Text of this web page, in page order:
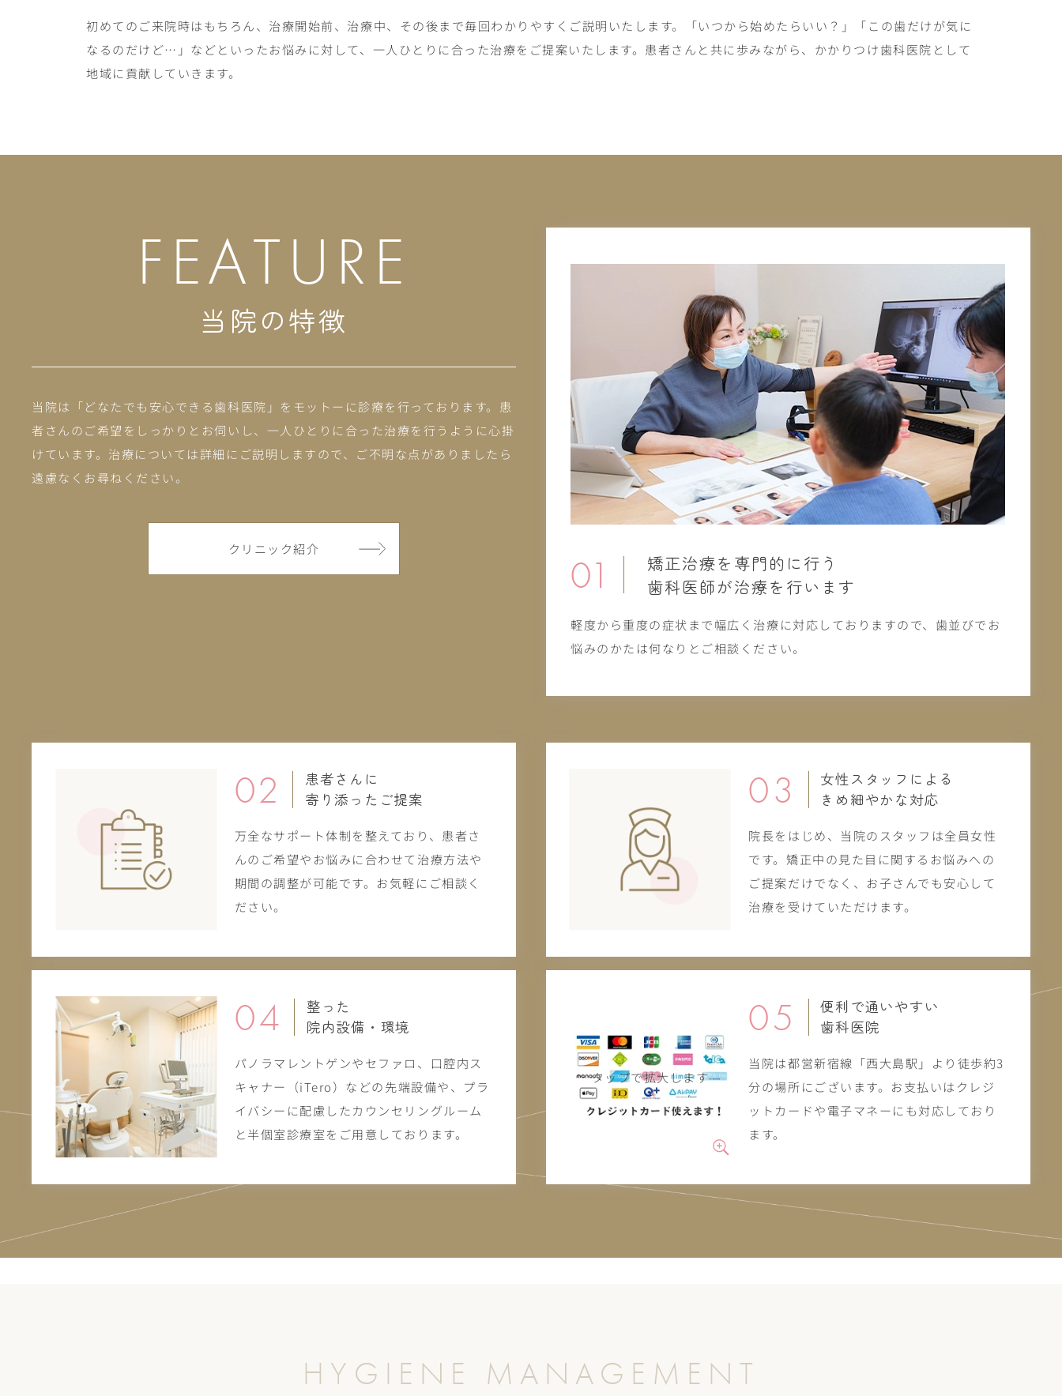
初めてのご来院時はもちろん、治療開始前、治療中、その後まで毎回わかりやすくご説明いたします。「いつから始めたらいい？」「この歯だけが気に
なるのだけど…」などといったお悩みに対して、一人ひとりに合った治療をご提案いたします。患者さんと共に歩みながら、かかりつけ歯科医院として
地域に貢献していきます。
FEATURE
当院の特徴
当院は「どなたでも安心できる歯科医院」をモットーに診療を行っております。患
者さんのご希望をしっかりとお伺いし、一人ひとりに合った治療を行うように心掛
けています。治療については詳細にご説明しますので、ご不明な点がありましたら
遠慮なくお尋ねください。
クリニック紹介
01
矯正治療を専門的に行う
歯科医師が治療を行います
軽度から重度の症状まで幅広く治療に対応しておりますので、歯並びでお
悩みのかたは何なりとご相談ください。
02
患者さんに
寄り添ったご提案
万全なサポート体制を整えており、患者さ
んのご希望やお悩みに合わせて治療方法や
期間の調整が可能です。お気軽にご相談く
ださい。
04
整った
院内設備・環境
パノラマレントゲンやセファロ、口腔内ス
キャナー（iTero）などの先端設備や、プラ
イバシーに配慮したカウンセリングルーム
と半個室診療室をご用意しております。
03
女性スタッフによる
きめ細やかな対応
院長をはじめ、当院のスタッフは全員女性
です。矯正中の見た目に関するお悩みへの
ご提案だけでなく、お子さんでも安心して
治療を受けていただけます。
05
便利で通いやすい
歯科医院
当院は都営新宿線「西大島駅」より徒歩約3
分の場所にございます。お支払いはクレジ
ットカードや電子マネーにも対応しており
ます。
HYGIENE MANAGEMENT